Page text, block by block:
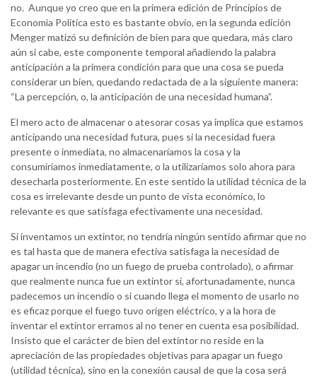
no. Aunque yo creo que en la primera edición de Principios de
Economía Política esto es bastante obvio, en la segunda edición
Menger matizó su definición de bien para que quedara, más claro
aún si cabe, este componente temporal añadiendo la palabra
anticipación a la primera condición para que una cosa se pueda
considerar un bien, quedando redactada de a la siguiente manera:
“La percepción, o, la anticipación de una necesidad humana”.
El mero acto de almacenar o atesorar cosas ya implica que estamos
anticipando una necesidad futura, pues si la necesidad fuera
presente o inmediata, no almacenaríamos la cosa y la
consumiríamos inmediatamente, o la utilizaríamos solo ahora para
desecharla posteriormente. En este sentido la utilidad técnica de la
cosa es irrelevante desde un punto de vista económico, lo
relevante es que satisfaga efectivamente una necesidad.
Si inventamos un extintor, no tendría ningún sentido afirmar que no
es tal hasta que de manera efectiva satisfaga la necesidad de
apagar un incendio (no un fuego de prueba controlado), o afirmar
que realmente nunca fue un extintor si, afortunadamente, nunca
padecemos un incendio o si cuando llega el momento de usarlo no
es eficaz porque el fuego tuvo origen eléctrico, y a la hora de
inventar el extintor erramos al no tener en cuenta esa posibilidad.
Insisto que el carácter de bien del extintor no reside en la
apreciación de las propiedades objetivas para apagar un fuego
(utilidad técnica), sino en la conexión causal de que la cosa será